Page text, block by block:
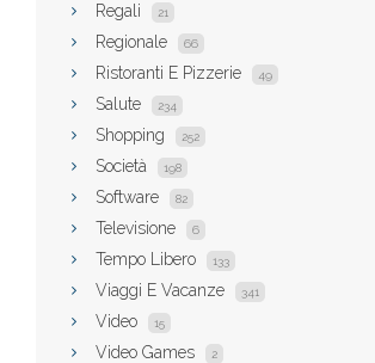
Regali 21
Regionale 66
Ristoranti E Pizzerie 49
Salute 234
Shopping 252
Società 198
Software 82
Televisione 6
Tempo Libero 133
Viaggi E Vacanze 341
Video 15
Video Games 2